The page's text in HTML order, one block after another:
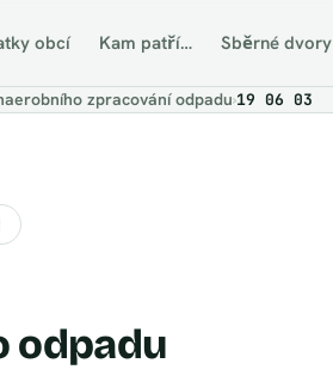
obcí Kam patří… Sběrné dvory
zpracování odpadu›19 06 03
odpadu